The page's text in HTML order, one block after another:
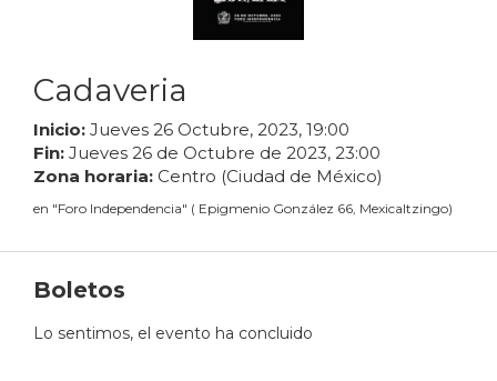
Cadaveria
Inicio: Jueves 26 Octubre, 2023, 19:00
Fin: Jueves 26 de Octubre de 2023, 23:00
Zona horaria: Centro (Ciudad de México)
en "Foro Independencia" ( Epigmenio González 66, Mexicaltzingo)
Boletos
Lo sentimos, el evento ha concluido